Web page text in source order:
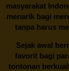
masyarakat
menarik bagi
tanpa harus
Sejak awal
favorit bagi
tontonan